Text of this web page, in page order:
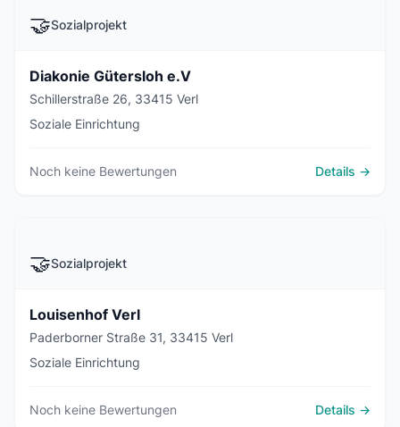
🤝Sozialprojekt
Diakonie Gütersloh e.V
Schillerstraße 26, 33415 Verl
Soziale Einrichtung
Noch keine Bewertungen Details →
🤝Sozialprojekt
Louisenhof Verl
Paderborner Straße 31, 33415 Verl
Soziale Einrichtung
Noch keine Bewertungen Details →